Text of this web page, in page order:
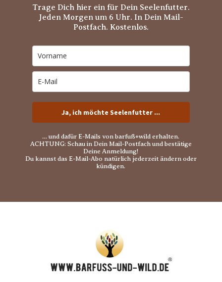
Trage Dich hier ein für Dein Seelenfutter.
Jeden Morgen um 6 Uhr. In Dein Mail-
Postfach. Kostenlos.
Ja, ich möchte Seelenfutter ...
… und dafür E-Mails von barfuß+wild erhalten.
ACHTUNG: Schau in Dein Mail-Postfach und bestätige
Deine Anmeldung!
Du kannst das E-Mail-Abo natürlich jederzeit ändern oder
kündigen.